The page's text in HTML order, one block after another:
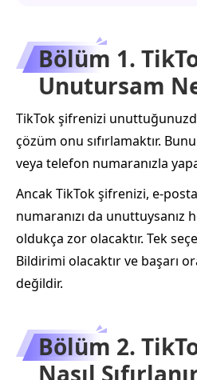
Bölüm 1.
Unutursam
TikTok şifrenizi
çözüm onu sıfırlamaktır.
veya telefon numaranızla
Ancak TikTok şifrenizi,
numaranızı da unuttuysanız
oldukça zor olacaktır. Tek
Bildirimi olacaktır ve başarı
değildir.
Bölüm 2.
Nasıl